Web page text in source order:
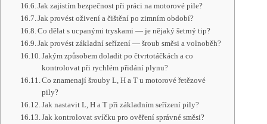
Jak zajistím bezpečnost při práci na motorové pile?
Jak provést oživení a čištění po zimním období?
Co dělat s ucpanými tryskami — je nějaký šetrný tip?
Jak provést základní seřízení — šroub směsi a volnoběh?
Jakým způsobem doladit po čtvrtotáčkách a co
kontrolovat při rychlém přidání plynu?
Co znamenají šrouby L, H a T u motorové řetězové
pily?
Jak nastavit L, H a T při základním seřízení pily?
Jak kontrolovat svíčku pro ověření správné směsi?